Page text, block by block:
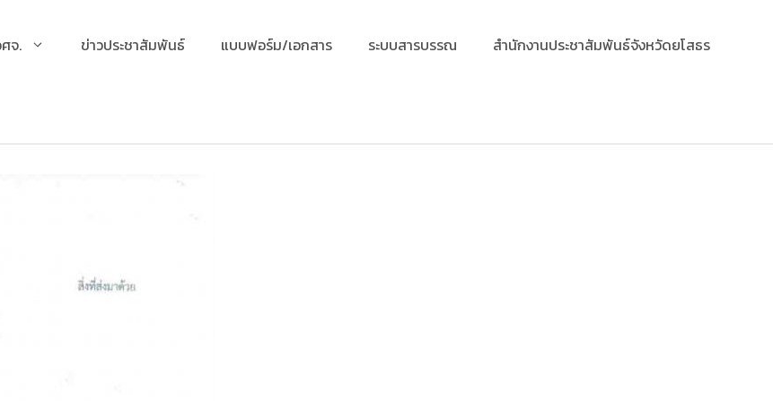
จ. ข่าวประชาสัมพันธ์ แบบฟอร์ม/เอกสาร ระบบสารบรรณ สำนักงานประชาสัมพันธ์จังหวัดยโสธร